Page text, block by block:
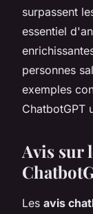
surpassent
essentiel
personnes
exemples
ChatbotGPT
Avis sur
Les avis